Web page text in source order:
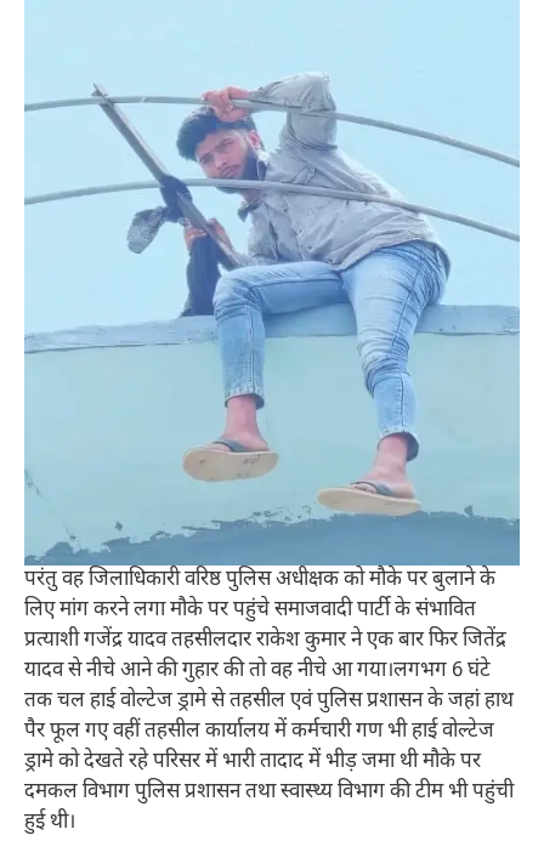
परंतु वह जिलाधिकारी वरिष्ठ पुलिस अधीक्षक को मौके पर बुलाने के
लिए मांग करने लगा मौके पर पहुंचे समाजवादी पार्टी के संभावित
प्रत्याशी गजेंद्र यादव तहसीलदार राकेश कुमार ने एक बार फिर जितेंद्र
यादव से नीचे आने की गुहार की तो वह नीचे आ गया।लगभग 6 घंटे
तक चल हाई वोल्टेज ड्रामे से तहसील एवं पुलिस प्रशासन के जहां हाथ
पैर फूल गए वहीं तहसील कार्यालय में कर्मचारी गण भी हाई वोल्टेज
ड्रामे को देखते रहे परिसर में भारी तादाद में भीड़ जमा थी मौके पर
दमकल विभाग पुलिस प्रशासन तथा स्वास्थ्य विभाग की टीम भी पहुंची
हुई थी।